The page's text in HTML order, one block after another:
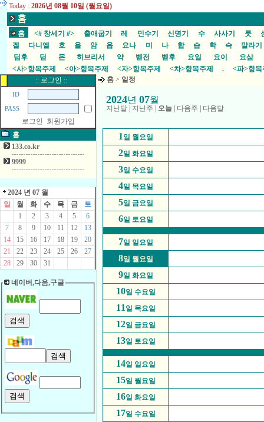
Today : 2026년 08월 10일 (월요일)
홈
홈 <# 창세기 #> 출애굽기 레 민수기 신명기 수 사사기 룻
겔
다니엘 호 욜 암 옵 요나 미 나 합 습 학 슥
말라기
딤후
딛 몬 히브리서 약 벧전 벧후 요일 요이 요삼
<사>항목주제
<아>항목주제 <자>항목주제 <차>항목주제 .
<파>항
:: 로그인 ::
ID
PASS
로그인
회원가입
홈
133.co.kr
9999
2024 년 07 월
일
월 화 수 목 금
토
1
2 3 4 5
6
7
8 9 10 11 12
13
14
15 16 17 18 19
20
21
22 23 24 25 26
27
28
29 30 31
네이버,다음,구글
홈 > 일정
2024년 07월
지난달 지난주 오늘 다음주 다음달
1일 월요일
2일 화요일
3일 수요일
4일 목요일
5일 금요일
6일 토요일
7일 일요일
8일 월요일
9일 화요일
10일 수요일
11일 목요일
12일 금요일
13일 토요일
14일 일요일
15일 월요일
16일 화요일
17일 수요일